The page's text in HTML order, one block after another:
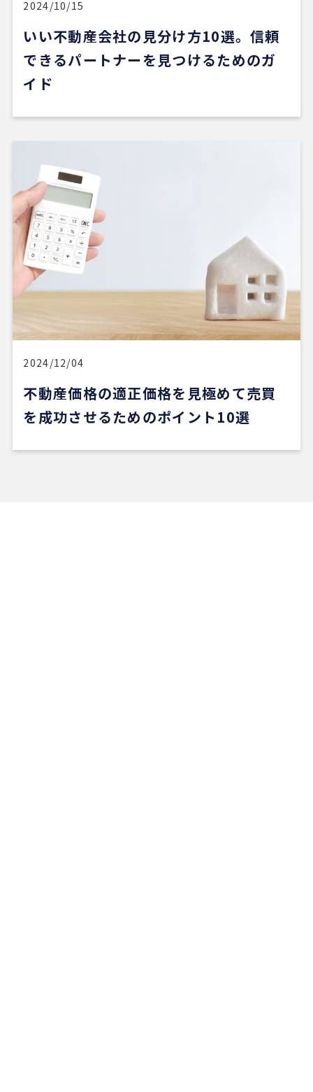
ットなご意見をいただけたのが性に合っていまし
た。おすすめです。
※Google口コミより他の口コミを見る
2024/10/15
いい不動産会社の見分け方10選。信頼
できるパートナーを見つけるためのガ
イド
2024/12/04
不動産価格の適正価格を見極めて売買
を成功させるためのポイント10選